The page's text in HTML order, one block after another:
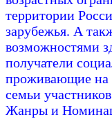
территории
зарубежья. А
возможностями
получатели
проживающие на
семьи
Жанры и